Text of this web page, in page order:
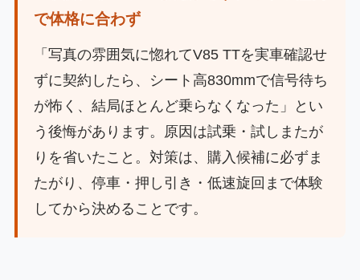
で体格に合わず
「写真の雰囲気に惚れてV85 TTを実車確認せ
ずに契約したら、シート高830mmで信号待ち
が怖く、結局ほとんど乗らなくなった」とい
う後悔があります。原因は試乗・試しまたが
りを省いたこと。対策は、購入候補に必ずま
たがり、停車・押し引き・低速旋回まで体験
してから決めることです。